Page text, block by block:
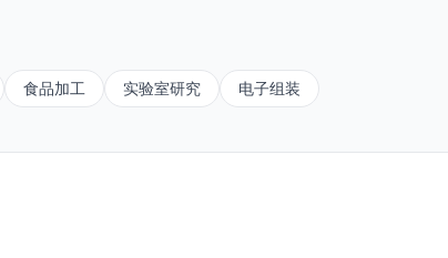
食品加工 实验室研究 电子组装